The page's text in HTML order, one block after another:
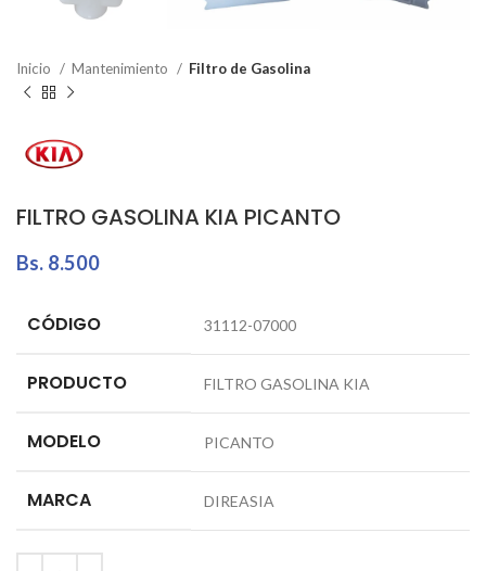
Inicio Mantenimiento Filtro de Gasolina
FILTRO GASOLINA KIA PICANTO
Bs. 8.500
CÓDIGO 31112-07000
PRODUCTO FILTRO GASOLINA KIA
MODELO PICANTO
MARCA DIREASIA